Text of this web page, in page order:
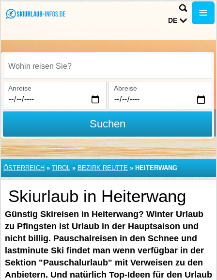
DE
Wohin reisen Sie?
Anreise Abreise
Suchen
ÖSTERREICH » TIROL » BEZIRK REUTTE » HEITERWANG
Skiurlaub in Heiterwang
Günstig Skireisen in Heiterwang? Winter Urlaub
zu Pfingsten ist Urlaub in der Hauptsaison und
nicht billig. Pauschalreisen in den Schnee und
lastminute Ski findet man wenn verfügbar in der
Sektion "Pauschalurlaub" mit Verweisen zu den
Anbietern. Und natürlich Top-Ideen für den Urlaub